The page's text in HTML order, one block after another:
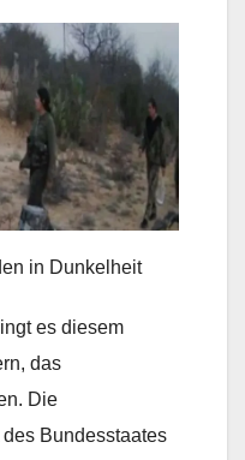
in Dunkelheit
es diesem
das
Die
Bundesstaates